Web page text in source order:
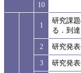
10
1
研究課
る．到
2
研究発
3
研究発